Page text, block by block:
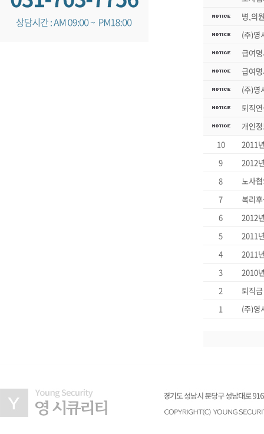
병,의
(주)영
급여
급여
(주)영
퇴직
개인
10
2011
9
2012
8
노사
7
6
2012
5
2011
4
3
2010
2
퇴직
1
(주)영